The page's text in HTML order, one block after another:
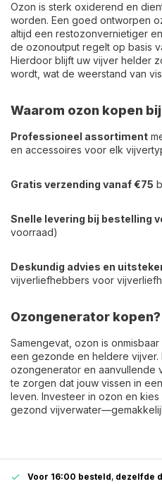
Ozon is sterk oxiderend en
worden. Een goed ontworpen
altijd een restozonvernietiger
de ozonoutput regelt op basis
Hierdoor blijft uw vijver helder
wordt, wat de weerstand van
Waarom ozon kopen
Professioneel assortiment
en accessoires voor elk
Gratis verzending vanaf €75
Snelle levering bij bestelling
voorraad)
Deskundig advies en
vijverliefhebbers voor
Ozongenerator kopen?
Samengevat, ozon is
een gezonde en heldere
ozongenerator en aanvullende
te zorgen dat jouw vissen in
leven. Investeer in ozon en
gezond
Voor 16:00 besteld, dezelfde